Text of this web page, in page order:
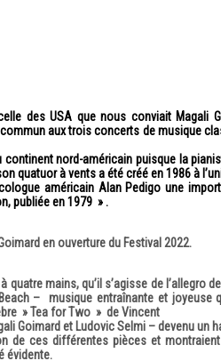
des USA que nous conviait Magali
aux trois concerts de musique
continent nord-américain puisque la
quatuor à vents a été créé en 1986 à
américain Alan Pedigo une
publiée en 1979 » .
en ouverture du Festival 2022.
mains, qu’il s’agisse de l’allegro
– musique entraînante et joyeuse
» Tea for Two » de Vincent
Goimard et Ludovic Selmi – devenu un
de ces différentes pièces et
évidente.